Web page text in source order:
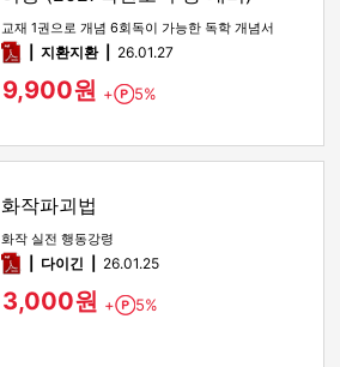
교재 1권으로 개념 6회독이 가능한 독학 개념서
pdf지환지환 26.01.27
9,900원 + Point
5%
화작파괴법
화작 실전 행동강령
pdf다이긴 26.01.25
3,000원 + Point
5%